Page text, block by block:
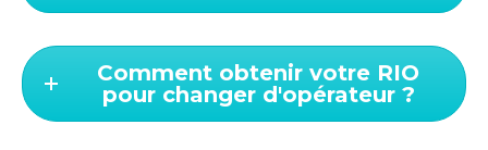
Comment obtenir votre RIO
pour changer d'opérateur ?